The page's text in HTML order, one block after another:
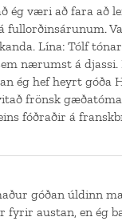
ég væri að fara að
fullorðinsárunum.
Lína: Tólf
nærumst á djassi.
ég hef heyrt góða
frönsk
fóðraðir á
góðan úldinn
fyrir austan, en ég